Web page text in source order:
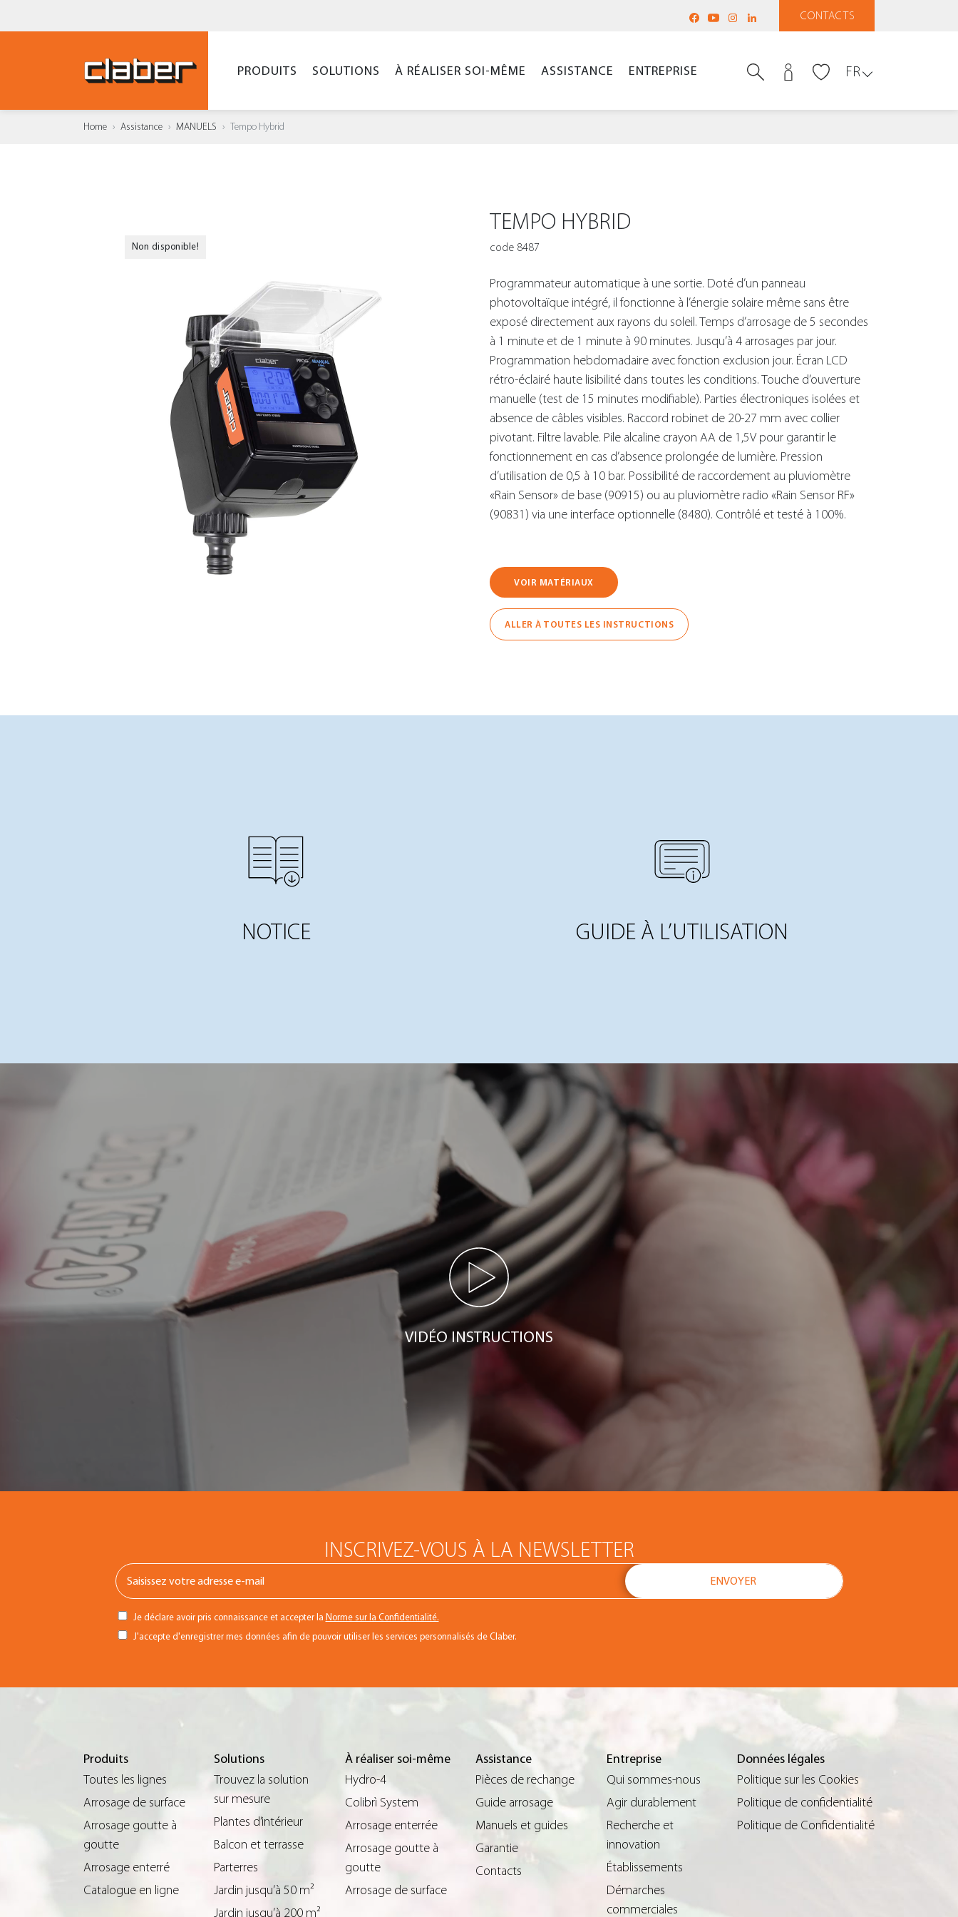
CONTACTS
PRODUITS SOLUTIONS À RÉALISER SOI-MÊME ASSISTANCE ENTREPRISE FR
Home Assistance MANUELS Tempo Hybrid
Non disponible!
TEMPO HYBRID
code 8487
Programmateur automatique à une sortie. Doté d’un panneau
photovoltaïque intégré, il fonctionne à l’énergie solaire même sans être
exposé directement aux rayons du soleil. Temps d’arrosage de 5 secondes
à 1 minute et de 1 minute à 90 minutes. Jusqu’à 4 arrosages par jour.
Programmation hebdomadaire avec fonction exclusion jour. Écran LCD
rétro-éclairé haute lisibilité dans toutes les conditions. Touche d’ouverture
manuelle (test de 15 minutes modifiable). Parties électroniques isolées et
absence de câbles visibles. Raccord robinet de 20-27 mm avec collier
pivotant. Filtre lavable. Pile alcaline crayon AA de 1,5V pour garantir le
fonctionnement en cas d’absence prolongée de lumière. Pression
d’utilisation de 0,5 à 10 bar. Possibilité de raccordement au pluviomètre
«Rain Sensor» de base (90915) ou au pluviomètre radio «Rain Sensor RF»
(90831) via une interface optionnelle (8480). Contrôlé et testé à 100%.
VOIR MATÉRIAUX
ALLER À TOUTES LES INSTRUCTIONS
NOTICE GUIDE À L’UTILISATION
VIDÉO INSTRUCTIONS
INSCRIVEZ-VOUS À LA NEWSLETTER
Je déclare avoir pris connaissance et accepter la Norme sur la Confidentialité.
J'accepte d'enregistrer mes données afin de pouvoir utiliser les services personnalisés de Claber.
Produits
Toutes les lignes
Arrosage de surface
Arrosage goutte à
goutte
Arrosage enterré
Catalogue en ligne
Solutions
Trouvez la solution
sur mesure
Plantes d’intérieur
Balcon et terrasse
Parterres
Jardin jusqu’à 50 m²
Jardin jusqu’à 200 m²
À réaliser soi-même
Hydro-4
Colibrì System
Arrosage enterrée
Arrosage goutte à
goutte
Arrosage de surface
Assistance
Pièces de rechange
Guide arrosage
Manuels et guides
Garantie
Contacts
Entreprise
Qui sommes-nous
Agir durablement
Recherche et
innovation
Établissements
Démarches
commerciales
Données légales
Politique sur les Cookies
Politique de confidentialité
Politique de Confidentialité